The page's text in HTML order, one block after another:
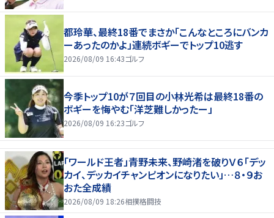
都玲華、最終18番でまさか「こんなところにバンカ
ーあったのかよ」連続ボギーでトップ10逃す
2026/08/09 16:43ゴルフ
今季トップ10が７回目の小林光希は最終18番の
ボギーを悔やむ「洋芝難しかったー」
2026/08/09 16:23ゴルフ
「ワールド王者」青野未来、野崎渚を破りＶ６「デッ
カイ、デッカイチャンピオンになりたい」…８・９お
おた全成績
2026/08/09 18:26相撲格闘技